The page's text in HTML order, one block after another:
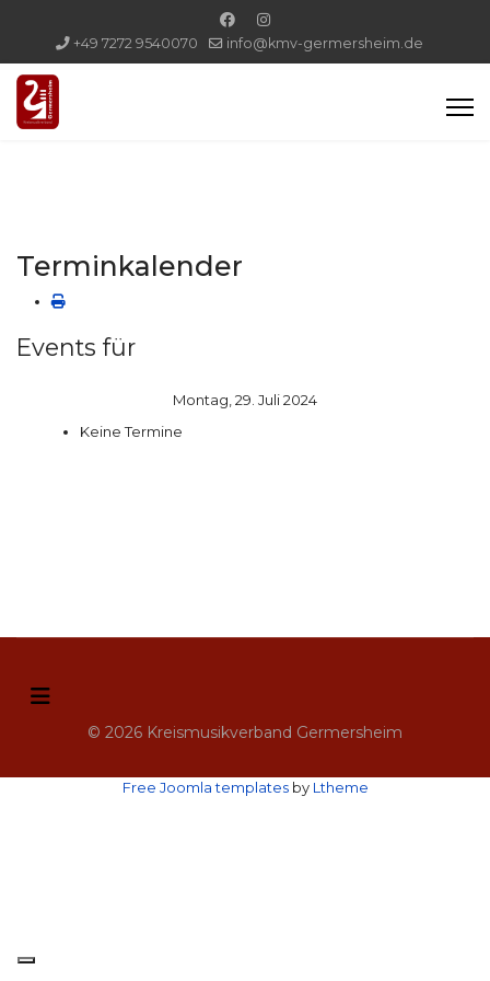
+49 7272 9540070 info@kmv-germersheim.de
Terminkalender
Events für
Montag, 29. Juli 2024
Keine Termine
© 2026 Kreismusikverband Germersheim
Free Joomla templatesby Ltheme